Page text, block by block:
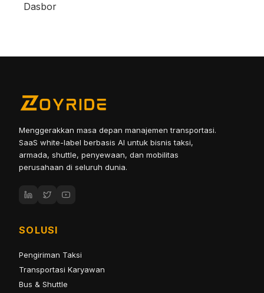
Dasbor
Menggerakkan masa depan manajemen transportasi.
SaaS white-label berbasis AI untuk bisnis taksi,
armada, shuttle, penyewaan, dan mobilitas
perusahaan di seluruh dunia.
SOLUSI
Pengiriman Taksi
Transportasi Karyawan
Bus & Shuttle